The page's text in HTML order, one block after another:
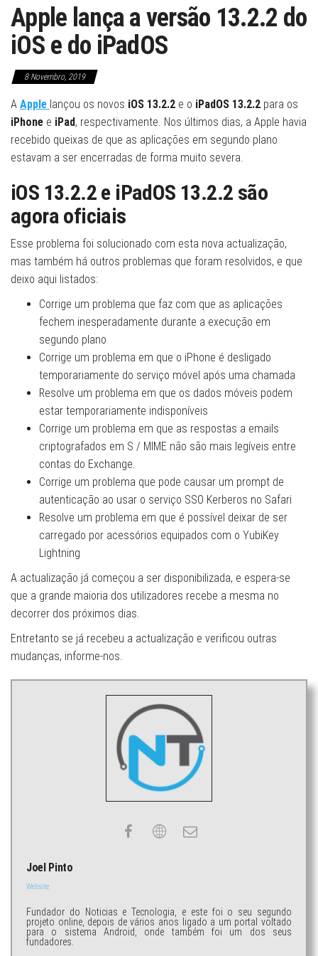
Apple lança a versão 13.2.2 do
iOS e do iPadOS
8 Novembro, 2019
A Apple lançou os novos iOS 13.2.2 e o iPadOS 13.2.2 para os
iPhone e iPad, respectivamente. Nos últimos dias, a Apple havia
recebido queixas de que as aplicações em segundo plano
estavam a ser encerradas de forma muito severa.
iOS 13.2.2 e iPadOS 13.2.2 são
agora oficiais
Esse problema foi solucionado com esta nova actualização,
mas também há outros problemas que foram resolvidos, e que
deixo aqui listados:
Corrige um problema que faz com que as aplicações
fechem inesperadamente durante a execução em
segundo plano
Corrige um problema em que o iPhone é desligado
temporariamente do serviço móvel após uma chamada
Resolve um problema em que os dados móveis podem
estar temporariamente indisponíveis
Corrige um problema em que as respostas a emails
criptografados em S / MIME não são mais legíveis entre
contas do Exchange.
Corrige um problema que pode causar um prompt de
autenticação ao usar o serviço SSO Kerberos no Safari
Resolve um problema em que é possível deixar de ser
carregado por acessórios equipados com o YubiKey
Lightning
A actualização já começou a ser disponibilizada, e espera-se
que a grande maioria dos utilizadores recebe a mesma no
decorrer dos próximos dias.
Entretanto se já recebeu a actualização e verificou outras
mudanças, informe-nos.
Joel Pinto
Website
Fundador do Noticias e Tecnologia, e este foi o seu segundo
projeto online, depois de vários anos ligado a um portal voltado
para o sistema Android, onde também foi um dos seus
fundadores.